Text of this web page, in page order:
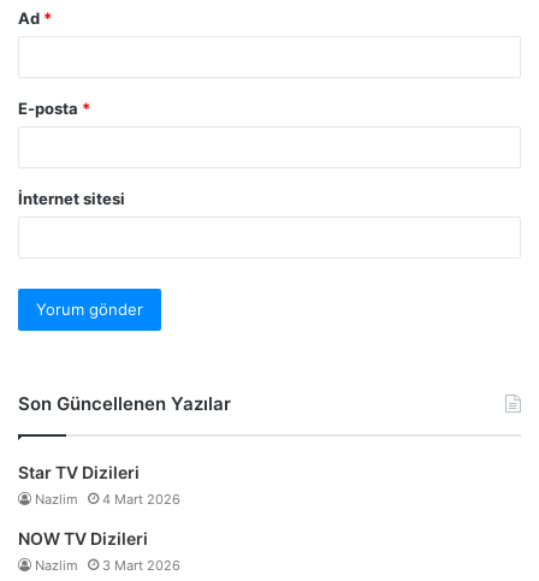
Ad *
E-posta *
İnternet sitesi
Son Güncellenen Yazılar
Star TV Dizileri
Nazlim 4 Mart 2026
NOW TV Dizileri
Nazlim 3 Mart 2026